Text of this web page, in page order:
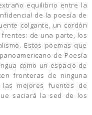
equilibrio entre la
de la poesía de
colgante, un cordón
de una parte, los
Estos poemas que
de Poesía
como un espacio de
fronteras de ninguna
mejores fuentes de
saciará la sed de los